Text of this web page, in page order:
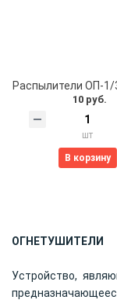
10 руб.
шт
В корзину
ОГНЕТУШИТЕЛИ
Устройство,